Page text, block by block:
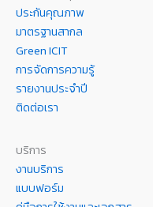
ประกันคุณภาพ
มาตรฐานสากล
Green ICIT
การจัดการความรู้
รายงานประจำปี
ติดต่อเรา
บริการ
งานบริการ
แบบฟอร์ม